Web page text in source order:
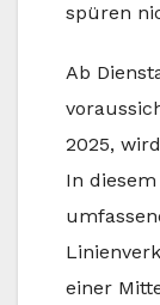
spüren
Ab
2025,
In
einer